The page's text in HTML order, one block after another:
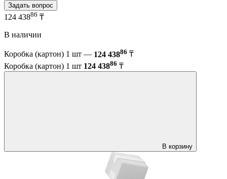
Задать вопрос
124 43886 ₸
В наличии
Коробка (картон) 1 шт — 124 43886 ₸
Коробка (картон) 1 шт 124 43886 ₸
В корзину